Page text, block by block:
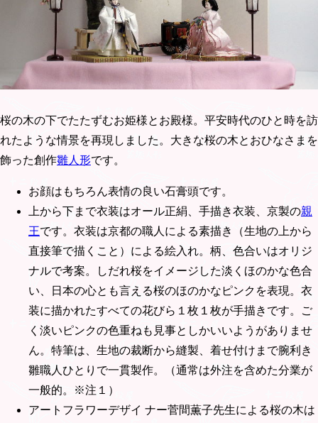
桜の木の下でたたずむお姫様とお殿様。平安時代のひと時を訪
れたような情景を再現しました。大きな桜の木とおひなさまを
飾った創作雛人形です。
お顔はもちろん表情の良い石膏頭です。
上から下まで衣装はオール正絹、手描き衣装、京製の親
王です。衣装は京都の職人による素描き（生地の上から
直接筆で描くこと）による絵入れ。柄、色合いはオリジ
ナルで考案。しだれ桜をイメージした淡くほのかな色合
い、日本の心とも言える桜のほのかなピンクを表現。衣
装に描かれたすべての花びら１枚１枚が手描きです。ご
く淡いピンクの色重ねも見事としかいいようがありませ
ん。特筆は、生地の裁断から縫製、着せ付けまで腕利き
雛職人ひとりで一貫製作。（通常は外注を含めた分業が
一般的。※注１）
アートフラワーデザイ ナー菅間薫子先生による桜の木は